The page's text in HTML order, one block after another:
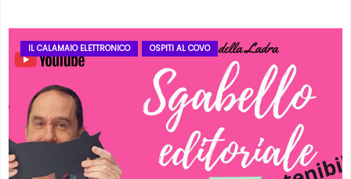
IL CALAMAIO ELETTRONICO OSPITI AL COVO